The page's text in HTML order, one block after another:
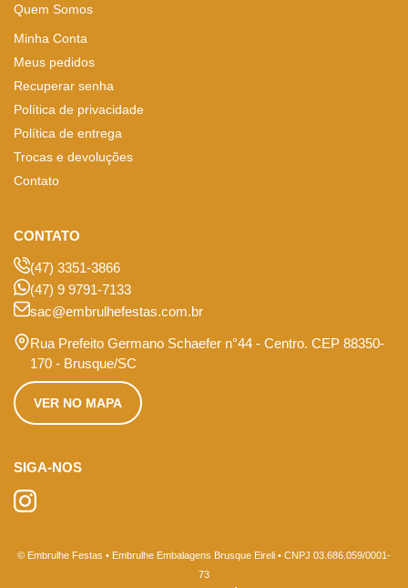
Quem Somos
Minha Conta
Meus pedidos
Recuperar senha
Política de privacidade
Política de entrega
Trocas e devoluções
Contato
CONTATO
(47) 3351-3866
(47) 9 9791-7133
sac@embrulhefestas.com.br
Rua Prefeito Germano Schaefer n°44 - Centro. CEP 88350-
170 - Brusque/SC
VER NO MAPA
SIGA-NOS
© Embrulhe Festas • Embrulhe Embalagens Brusque Eireli • CNPJ 03.686.059/0001-
73